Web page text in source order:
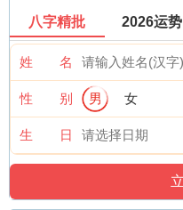
八字精批 2026运势
姓 名
性 别 男 女
生 日